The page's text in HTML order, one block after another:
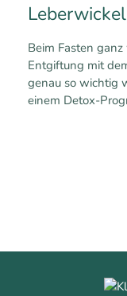
Beim Fasten
Entgiftung mit
genau so wichtig
einem Detox-